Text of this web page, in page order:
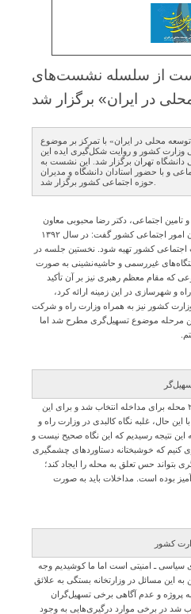
از سلسله نشست‌های
در ایران» برگزار شد
محلی در ایران» با تمرکز بر موضوع
وزارت کشور و روایت شکل‌گیری ایده این
دانشگاه تهران برگزار شد. این نشست به
و با حضور استادان دانشگاه و مدیران
اجتماعی، دکتر رضا محبوبی معاون
اسبق امور آسیب‌های اجتماعی سازمان امور اجتماعی کشور گفت: در سال ۱۳۹۲
کشور تهیه شود. نخستین جلسه در
سکونتگاه‌های غیررسمی و حاشیه‌نشینی به صورت
که مقام معظم رهبری نیز بر آن تأکید
و شهرسازی در این زمینه ارائه کرد،
کشور نیز به همراه وزارت راه و شرکت
مرحله موضوع تسهیل‌گری مطرح شد اما
وی ادامه داد: بر اساس بررسی‌ها، ۲۳۰ محله برای مداخله انتخاب شد و برای این
با این حال، غلبه نگاه کالبدی در وزارت راه و
نتیجه رسیدیم که این نگاه صحیح نیست و
کنیم که خوشبختانه دستاوردهای چشمگیری
حس تعلق به محله را ایجاد کند؛
بوده است. مداخلات باید به صورت
کشور
سیاسی ـ امنیتی است اما ما کوشیدیم وجه
به این مسائل در وزارتخانه بستگی به علائق
به پروژه و عدم آگاهی برخی تسهیل‌گران
شد در برخی موارد درگیری‌هایی به وجود